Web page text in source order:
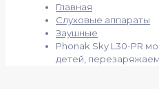
Главная
Слуховые аппараты
Заушные
Phonak Sky L30-PR
детей,